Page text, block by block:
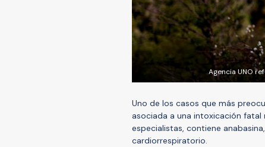
Agencia UNO
Uno de los casos que más
asociada a una intoxicación fatal
especialistas, contiene
cardiorrespiratorio.